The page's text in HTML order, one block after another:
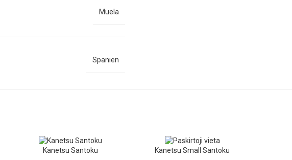
Muela
Spanien
Kanetsu Santoku Kanetsu Small Santoku